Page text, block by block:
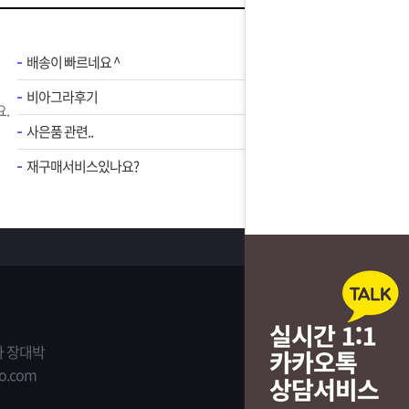
.
배송이 빠르네요 ^
비아그라후기
사은품 관련..
재구매서비스있나요?
장대박